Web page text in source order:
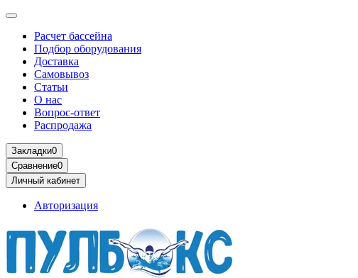
Расчет бассейна
Подбор оборудования
Доставка
Самовывоз
Статьи
О нас
Вопрос-ответ
Распродажа
Закладки0
Сравнение0
Личный кабинет
Авторизация